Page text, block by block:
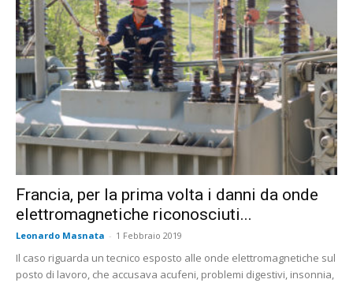
Francia, per la prima volta i danni da onde
elettromagnetiche riconosciuti...
Leonardo Masnata - 1 Febbraio 2019
Il caso riguarda un tecnico esposto alle onde elettromagnetiche sul
posto di lavoro, che accusava acufeni, problemi digestivi, insonnia,